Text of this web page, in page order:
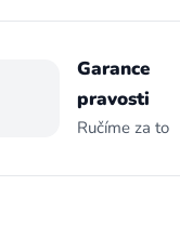
Garance
pravosti
Ručíme za to